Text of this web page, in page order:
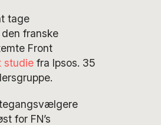
tage
franske
Front
studiefra Ipsos. 35
for FN’s